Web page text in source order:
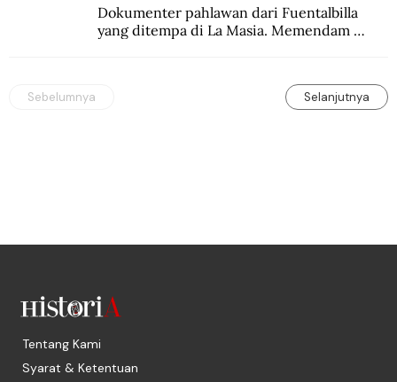
Dokumenter pahlawan dari Fuentalbilla
yang ditempa di La Masia. Memendam
Sebelumnya Selanjutnya
Tentang Kami
Syarat & Ketentuan